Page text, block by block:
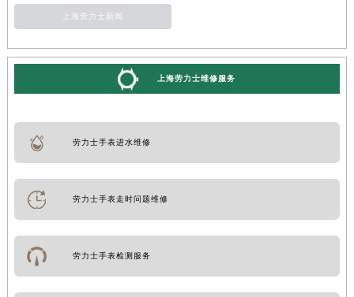
上海劳力士新闻
上海劳力士维修服务
劳力士手表进水维修
劳力士手表走时问题维修
劳力士手表检测服务